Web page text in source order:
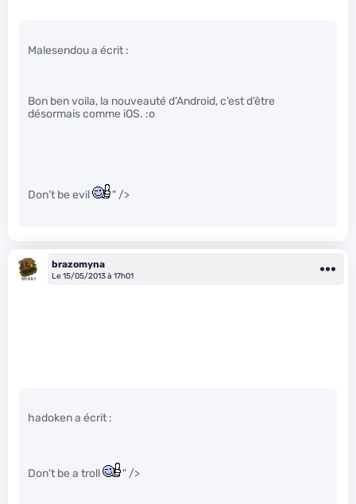
Malesendou a écrit :
Bon ben voila, la nouveauté d’Android, c’est d’être
désormais comme iOS. :o
Don’t be evil " />
brazomyna
Le 15/05/2013 à 17h01
hadoken a écrit :
Don’t be a troll " />